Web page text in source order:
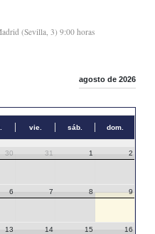
(Sevilla, 3) 9:00 horas
agosto de 2026
vie. sáb. dom.
30 31 1 2
6 7 8 9
13 14 15 16